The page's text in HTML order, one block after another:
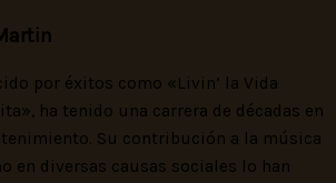
por éxitos como «Livin’ la Vida
ha tenido una carrera de décadas en
Su contribución a la música
en diversas causas sociales lo han